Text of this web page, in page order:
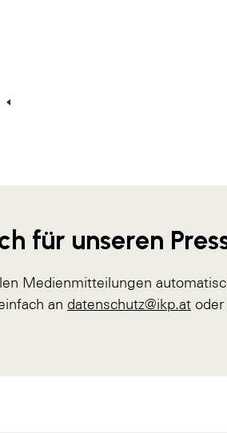
für unseren
Medienmitteilungen
an datenschutz@ikp.at